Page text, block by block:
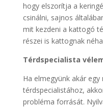
hogy elszorítja a
csinálni, sajnos
mit kezdeni a kattogó
részei is kattognak
Térdspecialista
Ha elmegyünk akár
térdspecialistához,
probléma forrását.